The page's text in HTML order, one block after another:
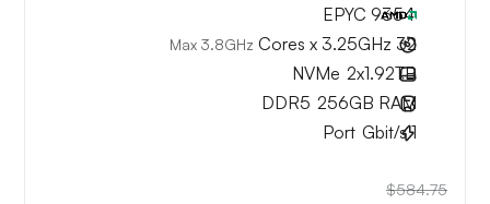
EPYC 9354
32 Cores x 3.25GHz
Max 3.8GHz
2x1.92TB
NVMe
256GB RAM
DDR5
1
Gbit/s
Port
$584.75